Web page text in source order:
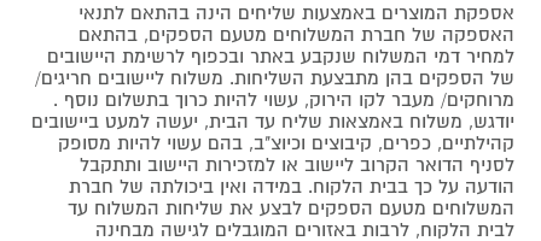
אספקת המוצרים באמצעות שליחים הינה בהתאם לתנאי
האספקה של חברת המשלוחים מטעם הספקים, בהתאם
למחיר דמי המשלוח שנקבע באתר ובכפוף לרשימת היישובים
של הספקים בהן מתבצעת השליחות. משלוח ליישובים חריגים/
מרוחקים/ מעבר לקו הירוק, עשוי להיות כרוך בתשלום נוסף .
יודגש, משלוח באמצאות שליח עד הבית, יעשה למעט ביישובים
קהילתיים, כפרים, קיבוצים וכיוצ"ב, בהם עשוי להיות מסופק
לסניף הדואר הקרוב ליישוב או למזכירות היישוב ותתקבל
הודעה על כך בבית הלקוח. במידה ואין ביכולתה של חברת
המשלוחים מטעם הספקים לבצע את שליחות המשלוח עד
לבית הלקוח, לרבות באזורים המוגבלים לגישה מבחינה